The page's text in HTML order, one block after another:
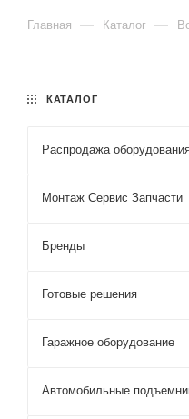
Главная — Каталог —
КАТАЛОГ
Распродажа
Монтаж Сервис Запчасти
Бренды
Готовые решения
Гаражное оборудование
Автомобильные